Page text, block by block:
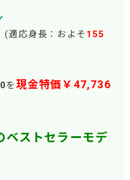
(適応身長：およそ 155
を 現金特価￥47,736
ベストセラーモデ